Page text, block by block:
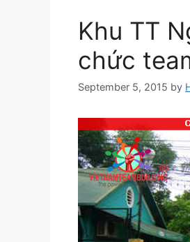
Khu TT
chức
September 5, 2015 by